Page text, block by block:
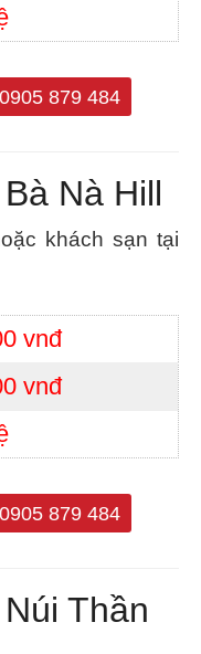
0905 879 484
Nà Hill
khách sạn tại
vnđ
vnđ
0905 879 484
Thần